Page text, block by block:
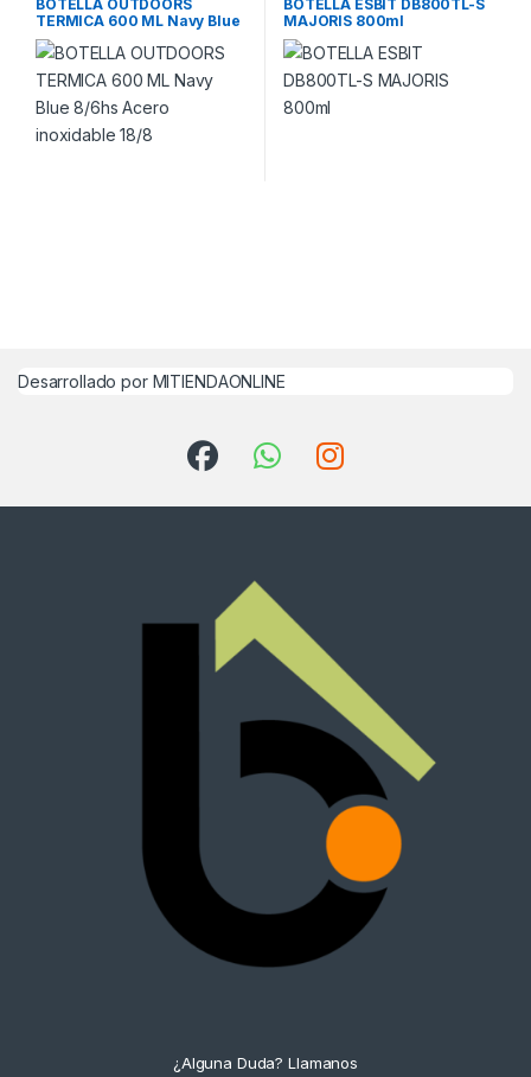
BOTELLA OUTDOORS
TERMICA 600 ML Navy Blue
8/6hs Acero inoxidable 18/8
BOTELLA ESBIT DB800TL-S
MAJORIS 800ml
Desarrollado por MITIENDAONLINE
¿Alguna Duda? Llamanos